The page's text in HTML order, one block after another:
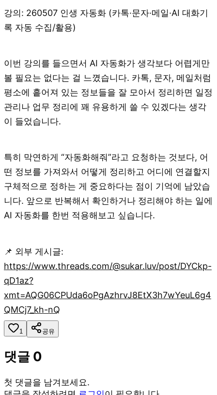
강의: 260507 인생 자동화 (카톡·문자·메일·AI 대화기
록 자동 수집/활용)
이번 강의를 들으면서 AI 자동화가 생각보다 어렵게만
볼 필요는 없다는 걸 느꼈습니다. 카톡, 문자, 메일처럼
평소에 흩어져 있는 정보들을 잘 모아서 정리하면 일정
관리나 업무 정리에 꽤 유용하게 쓸 수 있겠다는 생각
이 들었습니다.
특히 막연하게 “자동화해줘”라고 요청하는 것보다, 어
떤 정보를 가져와서 어떻게 정리하고 어디에 연결할지
구체적으로 정하는 게 중요하다는 점이 기억에 남았습
니다. 앞으로 반복해서 확인하거나 정리해야 하는 일에
AI 자동화를 한번 적용해보고 싶습니다.
📌 외부 게시글:
https://www.threads.com/@sukar.luv/post/DYCkp-
qD1az?
xmt=AQG06CPUda6oPgAzhrvJ8EtX3h7wYeuL6g4
QMCj7_kh-nQ
1 공유
댓글 0
첫 댓글을 남겨보세요.